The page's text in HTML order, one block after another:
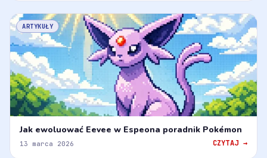
ARTYKUŁY
Jak ewoluować Eevee w Espeona poradnik Pokémon
13 marca 2026 CZYTAJ →